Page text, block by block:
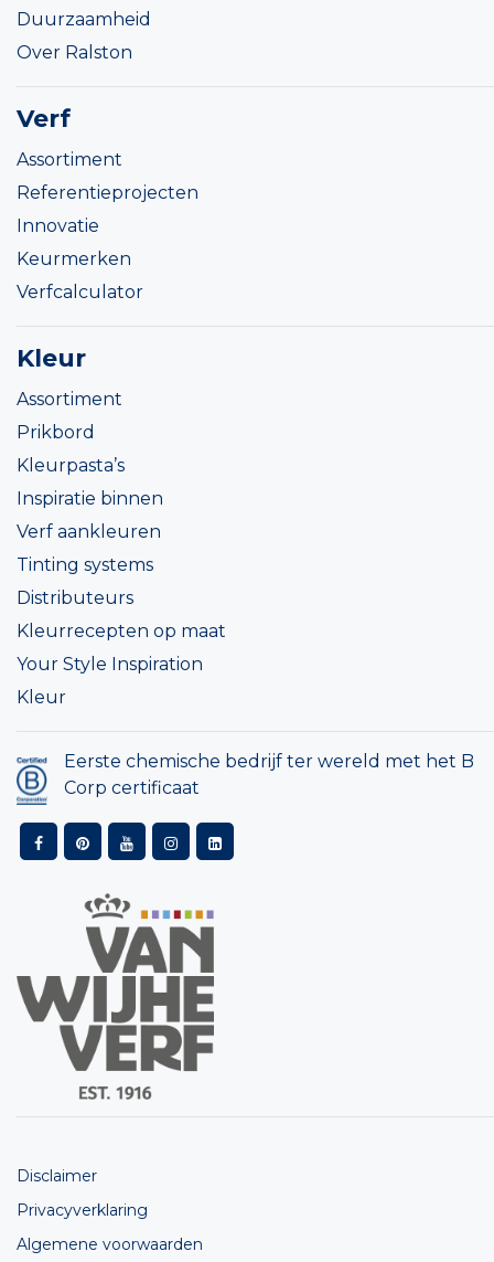
Duurzaamheid
Over Ralston
Verf
Assortiment
Referentieprojecten
Innovatie
Keurmerken
Verfcalculator
Kleur
Assortiment
Prikbord
Kleurpasta’s
Inspiratie binnen
Verf aankleuren
Tinting systems
Distributeurs
Kleurrecepten op maat
Your Style Inspiration
Kleur
Eerste chemische bedrijf ter wereld met het B
Corp certificaat
Disclaimer
Privacyverklaring
Algemene voorwaarden